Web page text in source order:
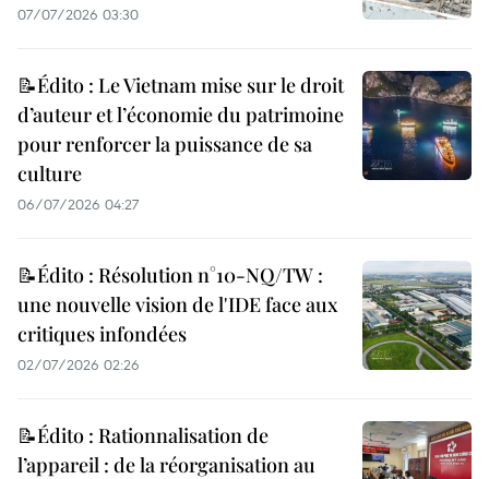
07/07/2026 03:30
📝Édito : Le Vietnam mise sur le droit
d’auteur et l’économie du patrimoine
pour renforcer la puissance de sa
culture
06/07/2026 04:27
📝Édito : Résolution n°10-NQ/TW :
une nouvelle vision de l'IDE face aux
critiques infondées
02/07/2026 02:26
📝Édito : Rationnalisation de
l’appareil : de la réorganisation au